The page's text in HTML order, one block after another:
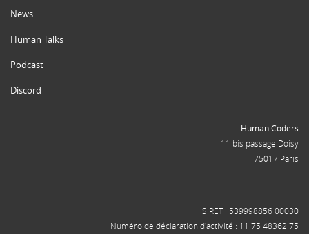
News
Human Talks
Podcast
Discord
Human Coders
11 bis passage Doisy
75017 Paris
SIRET : 539998856 00030
Numéro de déclaration d'activité : 11 75 48362 75